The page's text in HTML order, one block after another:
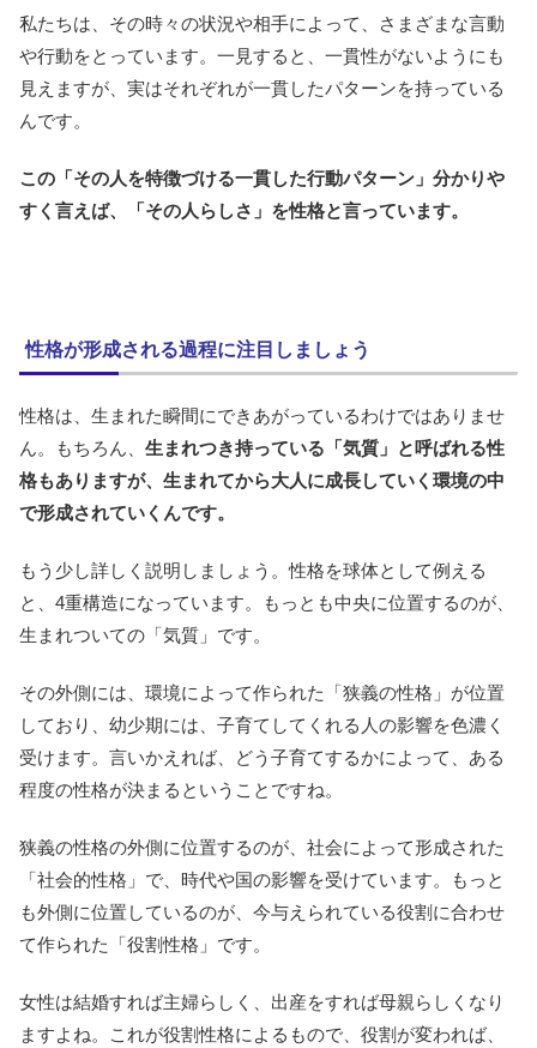
私たちは、その時々の状況や相手によって、さまざまな言動
や行動をとっています。一見すると、一貫性がないようにも
見えますが、実はそれぞれが一貫したパターンを持っている
んです。
この「その人を特徴づける一貫した行動パターン」分かりや
すく言えば、「その人らしさ」を性格と言っています。
性格が形成される過程に注目しましょう
性格は、生まれた瞬間にできあがっているわけではありませ
ん。もちろん、 生まれつき持っている「気質」と呼ばれる性
格もありますが、生まれてから大人に成長していく環境の中
で形成されていくんです。
もう少し詳しく説明しましょう。性格を球体として例える
と、4重構造になっています。もっとも中央に位置するのが、
生まれついての「気質」です。
その外側には、環境によって作られた「狭義の性格」が位置
しており、幼少期には、子育てしてくれる人の影響を色濃く
受けます。言いかえれば、どう子育てするかによって、ある
程度の性格が決まるということですね。
狭義の性格の外側に位置するのが、社会によって形成された
「社会的性格」で、時代や国の影響を受けています。もっと
も外側に位置しているのが、今与えられている役割に合わせ
て作られた「役割性格」です。
女性は結婚すれば主婦らしく、出産をすれば母親らしくなり
ますよね。これが役割性格によるもので、役割が変われば、